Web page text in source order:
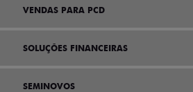
VENDAS PARA PCD
SOLUÇÕES FINANCEIRAS
SEMINOVOS